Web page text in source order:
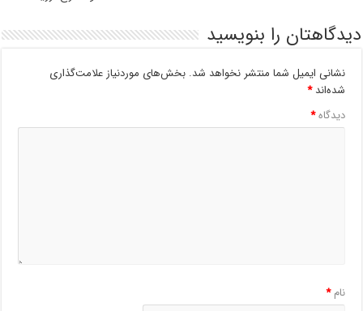
دیدگاهتان را بنویسید
نشانی ایمیل شما منتشر نخواهد شد. بخش‌های موردنیاز علامت‌گذاری
شده‌اند*
دیدگاه*
نام*